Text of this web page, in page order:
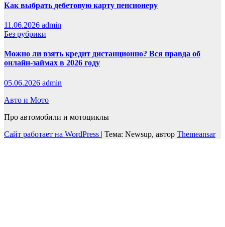
Как выбрать дебетовую карту пенсионеру
11.06.2026 admin
Без рубрики
Можно ли взять кредит дистанционно? Вся правда об
онлайн-займах в 2026 году
05.06.2026 admin
Авто и Мото
Про автомобили и мотоциклы
Сайт работает на WordPress | Тема: Newsup, автор Themeansar